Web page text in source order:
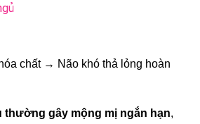
chất → Não khó thả lỏng hoàn
thường gây mộng mị ngắn hạn,